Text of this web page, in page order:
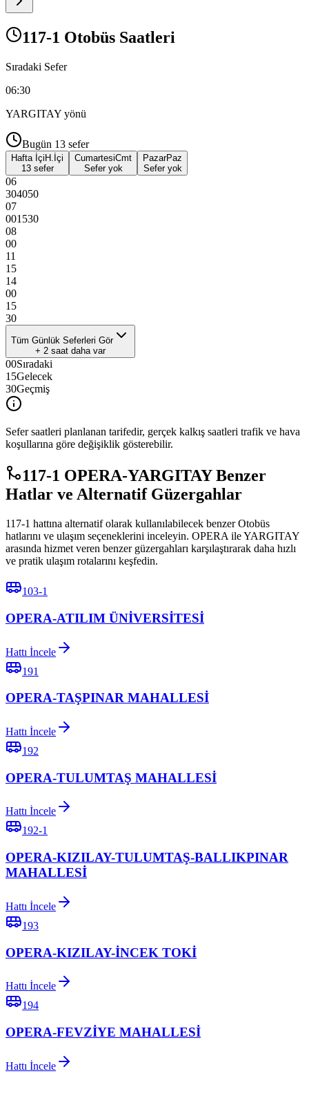
117-1 Otobüs Saatleri
Sıradaki Sefer
06:30
YARGITAY yönü
Bugün 13 sefer
Hafta İçi H.İçi
13 sefer
CumartesiCmt
Sefer yok
PazarPaz
Sefer yok
06
304050
07
001530
08
00
11
15
14
00
15
30
Tüm Günlük Seferleri Gör
+ 2 saat daha var
00Sıradaki
15Gelecek
30Geçmiş
Sefer saatleri planlanan tarifedir, gerçek kalkış saatleri trafik ve hava
koşullarına göre değişiklik gösterebilir.
117-1 OPERA-YARGITAY Benzer
Hatlar ve Alternatif Güzergahlar
117-1 hattına alternatif olarak kullanılabilecek benzer Otobüs
hatlarını ve ulaşım seçeneklerini inceleyin. OPERA ile YARGITAY
arasında hizmet veren benzer güzergahları karşılaştırarak daha hızlı
ve pratik ulaşım rotalarını keşfedin.
103-1
OPERA-ATILIM ÜNİVERSİTESİ
Hattı İncele
191
OPERA-TAŞPINAR MAHALLESİ
Hattı İncele
192
OPERA-TULUMTAŞ MAHALLESİ
Hattı İncele
192-1
OPERA-KIZILAY-TULUMTAŞ-BALLIKPINAR
MAHALLESİ
Hattı İncele
193
OPERA-KIZILAY-İNCEK TOKİ
Hattı İncele
194
OPERA-FEVZİYE MAHALLESİ
Hattı İncele